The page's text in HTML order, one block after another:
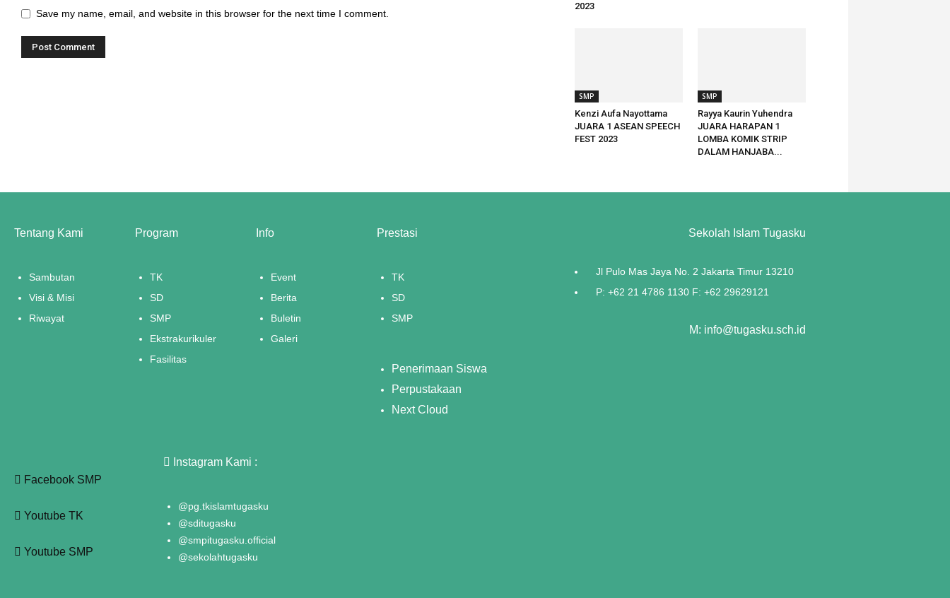
Save my name, email, and website in this browser for the next time I comment.
2023
SMP
Kenzi Aufa Nayottama
JUARA 1 ASEAN SPEECH
FEST 2023
SMP
Rayya Kaurin Yuhendra
JUARA HARAPAN 1
LOMBA KOMIK STRIP
DALAM HANJABA...
Tentang Kami
Sambutan
Visi & Misi
Riwayat
Program
TK
SD
SMP
Ekstrakurikuler
Fasilitas
Info
Event
Berita
Buletin
Galeri
Prestasi
TK
SD
SMP
Penerimaan Siswa
Perpustakaan
Next Cloud
Sekolah Islam Tugasku
Jl Pulo Mas Jaya No. 2 Jakarta Timur 13210
P: +62 21 4786 1130 F: +62 29629121
M: info@tugasku.sch.id
Facebook SMP
Youtube TK
Youtube SMP
Instagram Kami :
@pg.tkislamtugasku
@sditugasku
@smpitugasku.official
@sekolahtugasku